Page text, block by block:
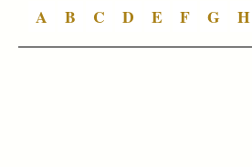
A B C D E F G H